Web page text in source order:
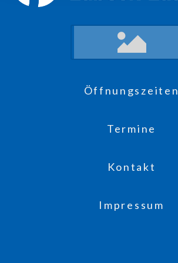
Öffnungszeiten
Termine
Kontakt
Impressum